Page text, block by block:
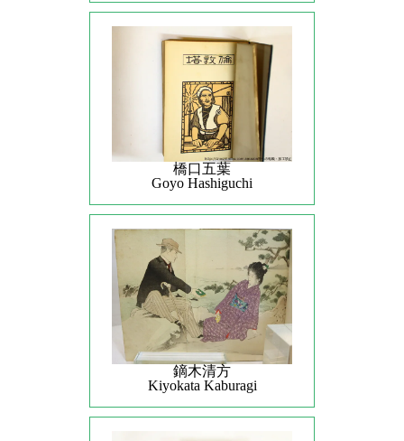
橋口五葉
Goyo Hashiguchi
鏑木清方
Kiyokata Kaburagi